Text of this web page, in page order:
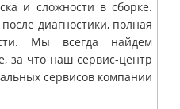
и сложности в сборке.
диагностики, полная
Мы всегда найдем
за что наш сервис-центр
сервисов компании